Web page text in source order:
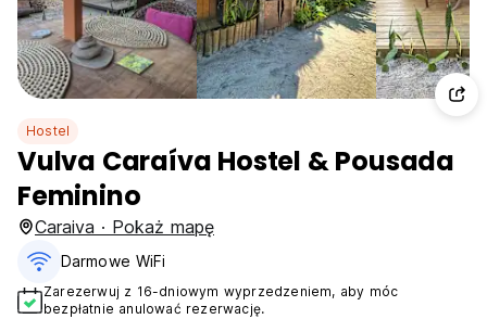
Hostel
Vulva Caraíva Hostel & Pousada
Feminino
Caraiva · Pokaż mapę
Darmowe WiFi
Zarezerwuj z 16-dniowym wyprzedzeniem, aby móc
bezpłatnie anulować rezerwację.